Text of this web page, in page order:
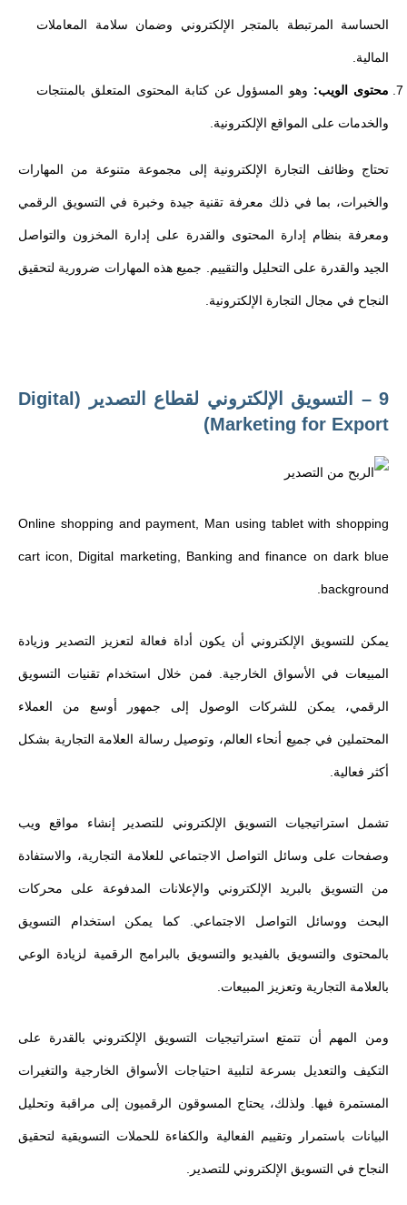
الحساسة المرتبطة بالمتجر الإلكتروني وضمان سلامة المعاملات
المالية.
محتوى الويب: وهو المسؤول عن كتابة المحتوى المتعلق بالمنتجات
والخدمات على المواقع الإلكترونية.
تحتاج وظائف التجارة الإلكترونية إلى مجموعة متنوعة من المهارات
والخبرات، بما في ذلك معرفة تقنية جيدة وخبرة في التسويق الرقمي
ومعرفة بنظام إدارة المحتوى والقدرة على إدارة المخزون والتواصل
الجيد والقدرة على التحليل والتقييم. جميع هذه المهارات ضرورية لتحقيق
النجاح في مجال التجارة الإلكترونية.
9 – التسويق الإلكتروني لقطاع التصدير (Digital
Marketing for Export)
Online shopping and payment, Man using tablet with shopping
cart icon, Digital marketing, Banking and finance on dark blue
background.
يمكن للتسويق الإلكتروني أن يكون أداة فعالة لتعزيز التصدير وزيادة
المبيعات في الأسواق الخارجية. فمن خلال استخدام تقنيات التسويق
الرقمي، يمكن للشركات الوصول إلى جمهور أوسع من العملاء
المحتملين في جميع أنحاء العالم، وتوصيل رسالة العلامة التجارية بشكل
أكثر فعالية.
تشمل استراتيجيات التسويق الإلكتروني للتصدير إنشاء مواقع ويب
وصفحات على وسائل التواصل الاجتماعي للعلامة التجارية، والاستفادة
من التسويق بالبريد الإلكتروني والإعلانات المدفوعة على محركات
البحث ووسائل التواصل الاجتماعي. كما يمكن استخدام التسويق
بالمحتوى والتسويق بالفيديو والتسويق بالبرامج الرقمية لزيادة الوعي
بالعلامة التجارية وتعزيز المبيعات.
ومن المهم أن تتمتع استراتيجيات التسويق الإلكتروني بالقدرة على
التكيف والتعديل بسرعة لتلبية احتياجات الأسواق الخارجية والتغيرات
المستمرة فيها. ولذلك، يحتاج المسوقون الرقميون إلى مراقبة وتحليل
البيانات باستمرار وتقييم الفعالية والكفاءة للحملات التسويقية لتحقيق
النجاح في التسويق الإلكتروني للتصدير.